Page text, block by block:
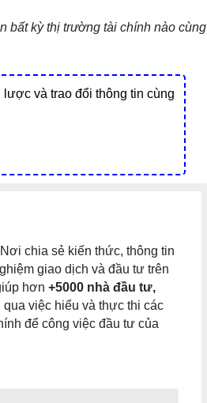
bất kỳ thị trường tài chính nào cùng
và trao đổi thông tin cùng
chia sẻ kiến thức, thông tin
giao dịch và đầu tư trên
hơn +5000 nhà đầu tư,
việc hiểu và thực thi các
để công việc đầu tư của